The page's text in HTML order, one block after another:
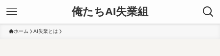
俺たちAI失業組
ホーム AI失業とは